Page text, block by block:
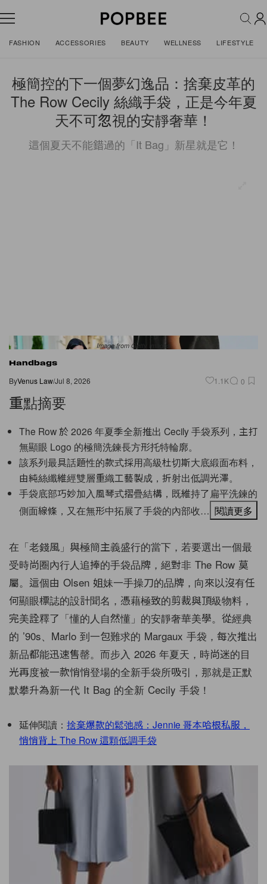
FASHION ACCESSORIES BEAUTY WELLNESS LIFESTYLE
極簡控的下一個夢幻逸品：捨棄皮革的
The Row Cecily 絲織手袋，正是今年夏
天不可忽視的安靜奢華！
這個夏天不能錯過的「It Bag」新星就是它！
Image from Getty Images
Handbags
ByVenus Law/Jul 8, 2026 1.1K 0
重點摘要
The Row 於 2026 年夏季全新推出 Cecily 手袋系列，主打
無顯眼 Logo 的極簡洗鍊長方形托特輪廓。
該系列最具話題性的款式採用高級杜切斯大底緞面布料，
由純絲纖維經雙層重織工藝製成，折射出低調光澤。
手袋底部巧妙加入風琴式摺疊結構，既維持了扁平洗鍊的
側面線條，又在無形中拓展了手袋的內部收… 閱讀更多
在「老錢風」與極簡主義盛行的當下，若要選出一個最
受時尚圈內行人追捧的手袋品牌，絕對非 The Row 莫
屬。這個由 Olsen 姐妹一手操刀的品牌，向來以沒有任
何顯眼標誌的設計聞名，憑藉極致的剪裁與頂級物料，
完美詮釋了「懂的人自然懂」的安靜奢華美學。從經典
的 ’90s、Marlo 到一包難求的 Margaux 手袋，每次推出
新品都能迅速售罄。而步入 2026 年夏天，時尚迷的目
光再度被一款悄悄登場的全新手袋所吸引，那就是正默
默攀升為新一代 It Bag 的全新 Cecily 手袋！
延伸閱讀： 捨棄爆款的鬆弛感：Jennie 哥本哈根私服，
悄悄背上 The Row 這顆低調手袋